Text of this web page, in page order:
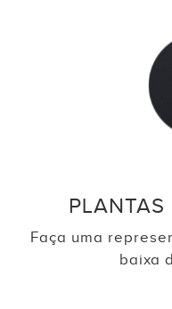
Faça uma
baixa